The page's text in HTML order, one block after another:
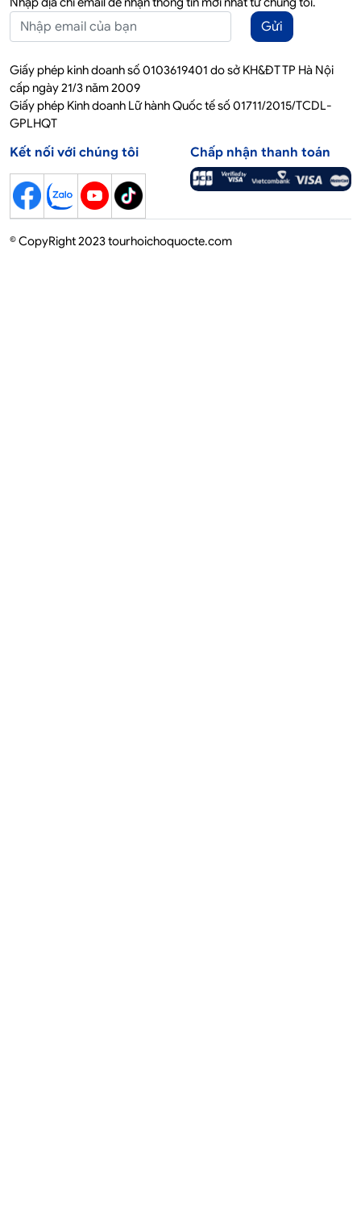
Gửi
Giấy phép kinh doanh số 0103619401 do sở KH&ĐT TP Hà Nội
cấp ngày 21/3 năm 2009
Giấy phép Kinh doanh Lữ hành Quốc tế số 01711/2015/TCDL-
GPLHQT
Kết nối với chúng tôi Chấp nhận thanh toán
© CopyRight 2023 tourhoichoquocte.com